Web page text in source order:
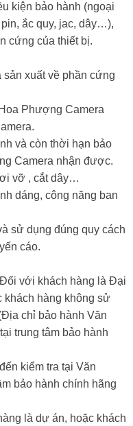
kiện bảo hành (ngoại
ắc quy, jac, dây…),
cứng của thiết bị.
sản xuất về phần cứng
Phượng Camera
và còn thời hạn bảo
Camera nhận được.
vỡ , cắt dây…
dáng, công năng ban
sử dụng đúng quy cách
cáo.
với khách hàng là Đại
khách hàng không sử
chỉ bảo hành Văn
trung tâm bảo hành
kiểm tra tại Văn
bảo hành chính hãng
là dự án, hoặc khách